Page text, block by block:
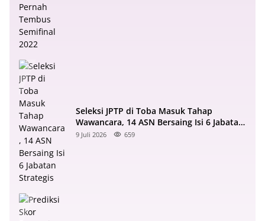
Seleksi JPTP di Toba Masuk Tahap
Wawancara, 14 ASN Bersaing Isi 6 Jabatan
Strategis
9 Juli 2026 659